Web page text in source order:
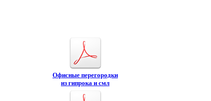
Офисные перегородки
из гипрока и смл